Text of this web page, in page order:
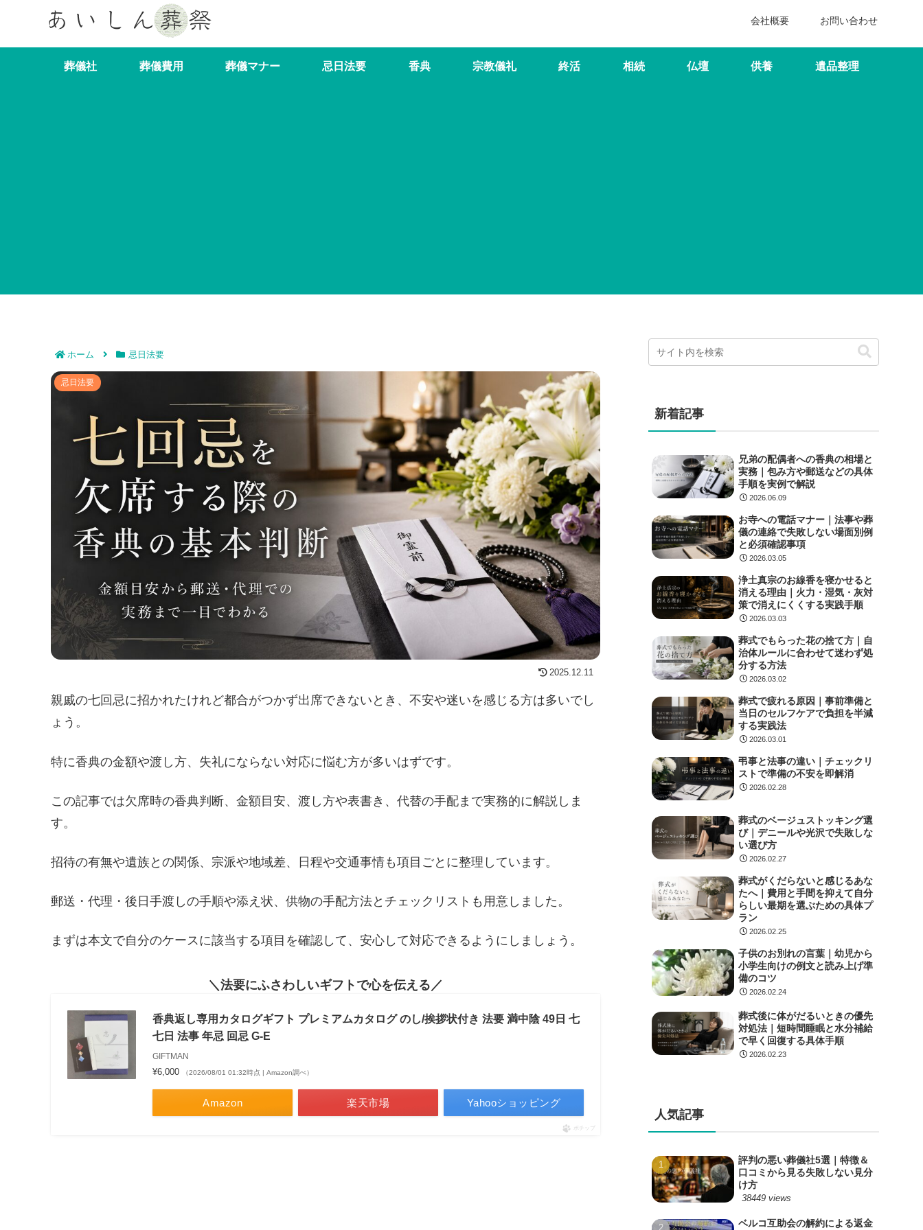
会社概要 お問い合わせ
葬儀社 葬儀費用 葬儀マナー 忌日法要 香典 宗教儀礼 終活 相続 仏壇 供養 遺品整理
ホーム 忌日法要
七回忌を欠席する際の香典の基本判断｜金額目安から郵送・代理での実務まで一目でわかる
忌日法要
2025.12.11
親戚の七回忌に招かれたけれど都合がつかず出席できないとき、不安や迷いを感じる方は多いでし
ょう。
特に香典の金額や渡し方、失礼にならない対応に悩む方が多いはずです。
この記事では欠席時の香典判断、金額目安、渡し方や表書き、代替の手配まで実務的に解説しま
す。
招待の有無や遺族との関係、宗派や地域差、日程や交通事情も項目ごとに整理しています。
郵送・代理・後日手渡しの手順や添え状、供物の手配方法とチェックリストも用意しました。
まずは本文で自分のケースに該当する項目を確認して、安心して対応できるようにしましょう。
法要にふさわしいギフトで心を伝える
香典返し専用カタログギフト プレミアムカタログ のし/挨拶状付き 法要 満中陰 49日 七
七日 法事 年忌 回忌 G-E
GIFTMAN
¥6,000 （2026/08/01 01:32時点 | Amazon調べ）
Amazon 楽天市場 Yahooショッピング
ポチップ
新着記事
兄弟の配偶者への香典の相場と
実務｜包み方や郵送などの具体
手順を実例で解説
2026.06.09
お寺への電話マナー｜法事や葬
儀の連絡で失敗しない場面別例
と必須確認事項
2026.03.05
浄土真宗のお線香を寝かせると
消える理由｜火力・湿気・灰対
策で消えにくくする実践手順
2026.03.03
葬式でもらった花の捨て方｜自
治体ルールに合わせて迷わず処
分する方法
2026.03.02
葬式で疲れる原因｜事前準備と
当日のセルフケアで負担を半減
する実践法
2026.03.01
弔事と法事の違い｜チェックリ
ストで準備の不安を即解消
2026.02.28
葬式のベージュストッキング選
び｜デニールや光沢で失敗しな
い選び方
2026.02.27
葬式がくだらないと感じるあな
たへ｜費用と手間を抑えて自分
らしい最期を選ぶための具体プ
ラン
2026.02.25
子供のお別れの言葉｜幼児から
小学生向けの例文と読み上げ準
備のコツ
2026.02.24
葬式後に体がだるいときの優先
対処法｜短時間睡眠と水分補給
で早く回復する具体手順
2026.02.23
人気記事
評判の悪い葬儀社5選｜特徴＆
口コミから見る失敗しない見分
け方
38449 views
ベルコ互助会の解約による返金